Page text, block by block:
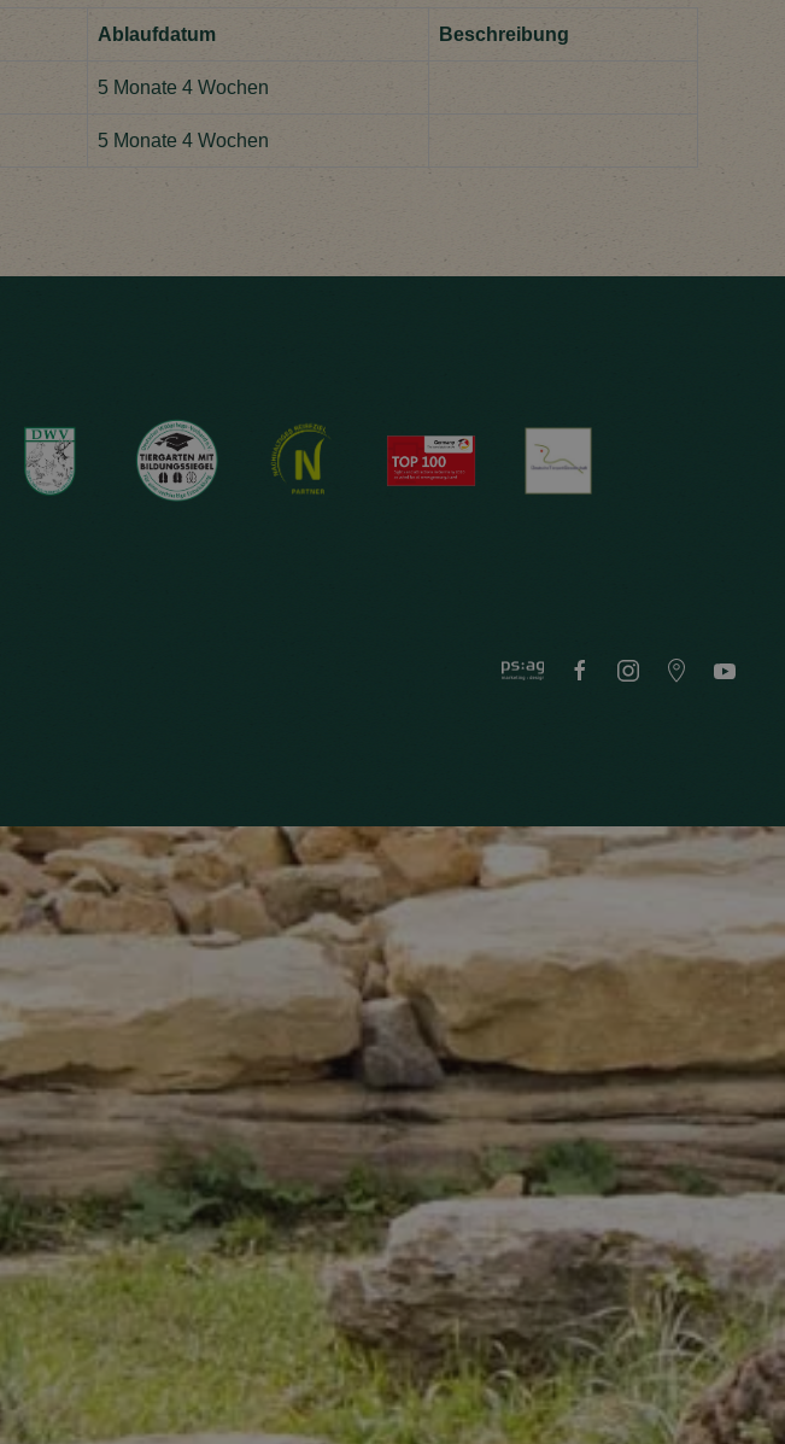
Ablaufdatum Beschreibung
5 Monate 4 Wochen
5 Monate 4 Wochen